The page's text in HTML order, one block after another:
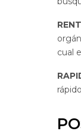
cual